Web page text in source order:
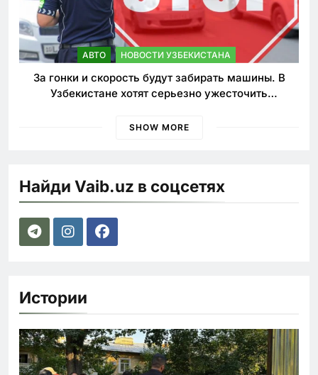
АВТО НОВОСТИ УЗБЕКИСТАНА
За гонки и скорость будут забирать машины. В
Узбекистане хотят серьезно ужесточить
SHOW MORE
Найди Vaib.uz в соцсетях
Истории